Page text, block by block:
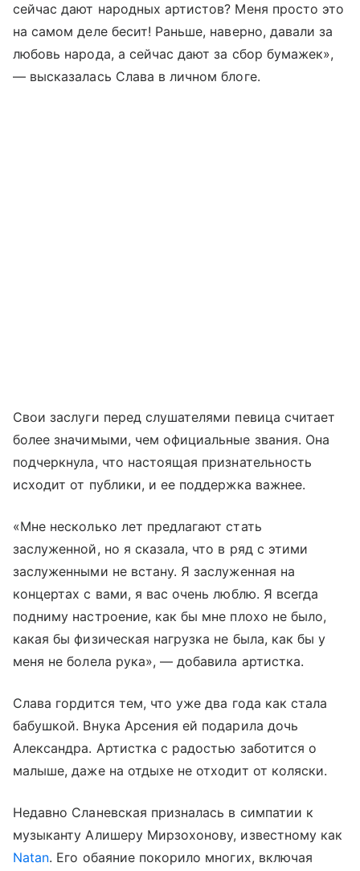
сейчас дают народных артистов? Меня просто это
на самом деле бесит! Раньше, наверно, давали за
любовь народа, а сейчас дают за сбор бумажек»,
— высказалась Слава в личном блоге.
Свои заслуги перед слушателями певица считает
более значимыми, чем официальные звания. Она
подчеркнула, что настоящая признательность
исходит от публики, и ее поддержка важнее.
«Мне несколько лет предлагают стать
заслуженной, но я сказала, что в ряд с этими
заслуженными не встану. Я заслуженная на
концертах с вами, я вас очень люблю. Я всегда
подниму настроение, как бы мне плохо не было,
какая бы физическая нагрузка не была, как бы у
меня не болела рука», — добавила артистка.
Слава гордится тем, что уже два года как стала
бабушкой. Внука Арсения ей подарила дочь
Александра. Артистка с радостью заботится о
малыше, даже на отдыхе не отходит от коляски.
Недавно Сланевская призналась в симпатии к
музыканту Алишеру Мирзохонову, известному как
Natan. Его обаяние покорило многих, включая